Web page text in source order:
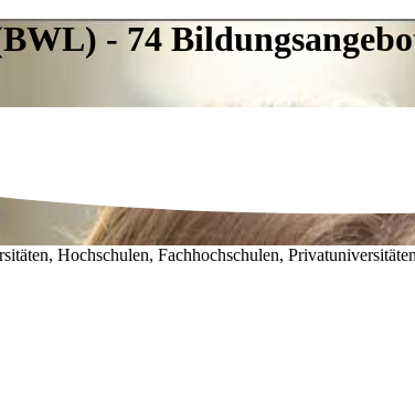
- 74
Hochschulen, Fachhochschulen,